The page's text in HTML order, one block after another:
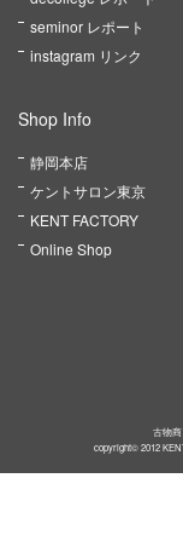
seminor レポート
instagram リンク
Shop Info
静岡本店
ケントサロン東京
KENT FACTORY
Online Shop
古物商
copyright© 2012